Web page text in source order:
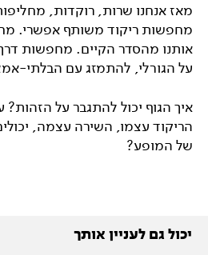
מאז אנחנו שרות, רוקדות,
מחפשות ריקוד משותף אפשרי.
אותנו מהסדר הקיים. מחפשות
על הגורלי, להתמזג עם הבלתי-
איך הגוף יכול להתגבר על הזהות?
הריקוד עצמו, השירה עצמה,
של המופע?
יכול גם לעניין אותך